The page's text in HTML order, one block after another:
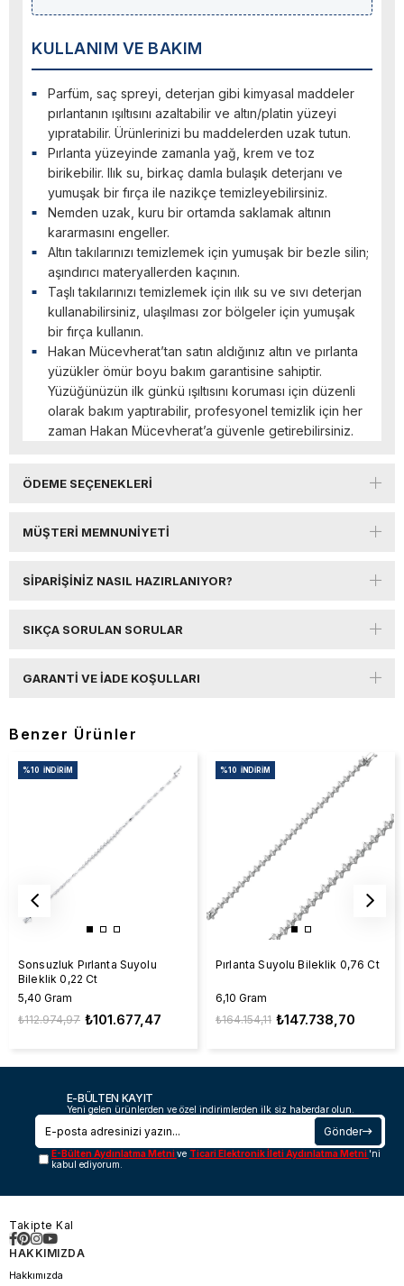
KULLANIM VE BAKIM
Parfüm, saç spreyi, deterjan gibi kimyasal maddeler
pırlantanın ışıltısını azaltabilir ve altın/platin yüzeyi
yıpratabilir. Ürünlerinizi bu maddelerden uzak tutun.
Pırlanta yüzeyinde zamanla yağ, krem ve toz
birikebilir. Ilık su, birkaç damla bulaşık deterjanı ve
yumuşak bir fırça ile nazikçe temizleyebilirsiniz.
Nemden uzak, kuru bir ortamda saklamak altının
kararmasını engeller.
Altın takılarınızı temizlemek için yumuşak bir bezle silin;
aşındırıcı materyallerden kaçının.
Taşlı takılarınızı temizlemek için ılık su ve sıvı deterjan
kullanabilirsiniz, ulaşılması zor bölgeler için yumuşak
bir fırça kullanın.
Hakan Mücevherat’tan satın aldığınız altın ve pırlanta
yüzükler ömür boyu bakım garantisine sahiptir.
Yüzüğünüzün ilk günkü ışıltısını koruması için düzenli
olarak bakım yaptırabilir, profesyonel temizlik için her
zaman Hakan Mücevherat’a güvenle getirebilirsiniz.
ÖDEME SEÇENEKLERI
MÜŞTERI MEMNUNIYETI
SIPARIŞINIZ NASIL HAZIRLANIYOR?
SIKÇA SORULAN SORULAR
GARANTI VE İADE KOŞULLARI
Benzer Ürünler
Sonsuzluk Pırlanta Suyolu
Bileklik 0,22 Ct
5,40 Gram
₺101.677,47
₺112.974,97
%10 İNDIRIM
Pırlanta Suyolu Bileklik 0,76 Ct
6,10 Gram
₺147.738,70
₺164.154,11
%10 İNDIRIM
E-BÜLTEN KAYIT
Yeni gelen ürünlerden ve özel indirimlerden ilk siz haberdar olun.
Gönder
E-Bülten Aydınlatma Metnive Ticari Elektronik İleti Aydınlatma Metni 'ni
kabul ediyorum.
Takipte Kal
HAKKIMIZDA
Hakkımızda